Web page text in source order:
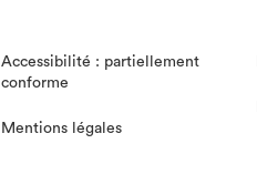
Accessibilité : partiellement
conforme
Mentions légales